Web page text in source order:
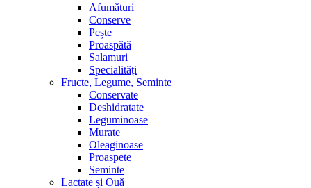
Afumături
Conserve
Pește
Proaspătă
Salamuri
Specialități
Fructe, Legume, Seminte
Conservate
Deshidratate
Leguminoase
Murate
Oleaginoase
Proaspete
Seminte
Lactate și Ouă